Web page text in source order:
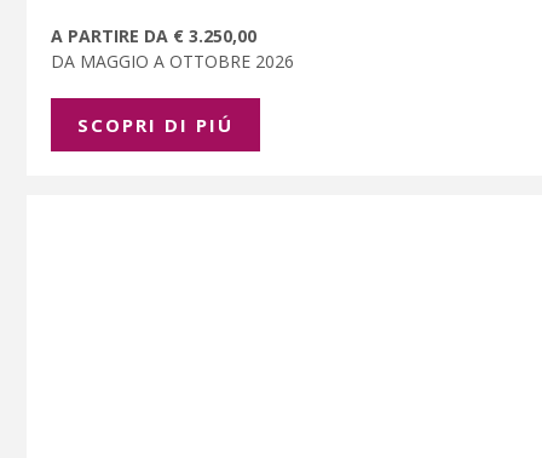
A PARTIRE DA € 3.250,00
DA MAGGIO A OTTOBRE 2026
SCOPRI DI PIÚ